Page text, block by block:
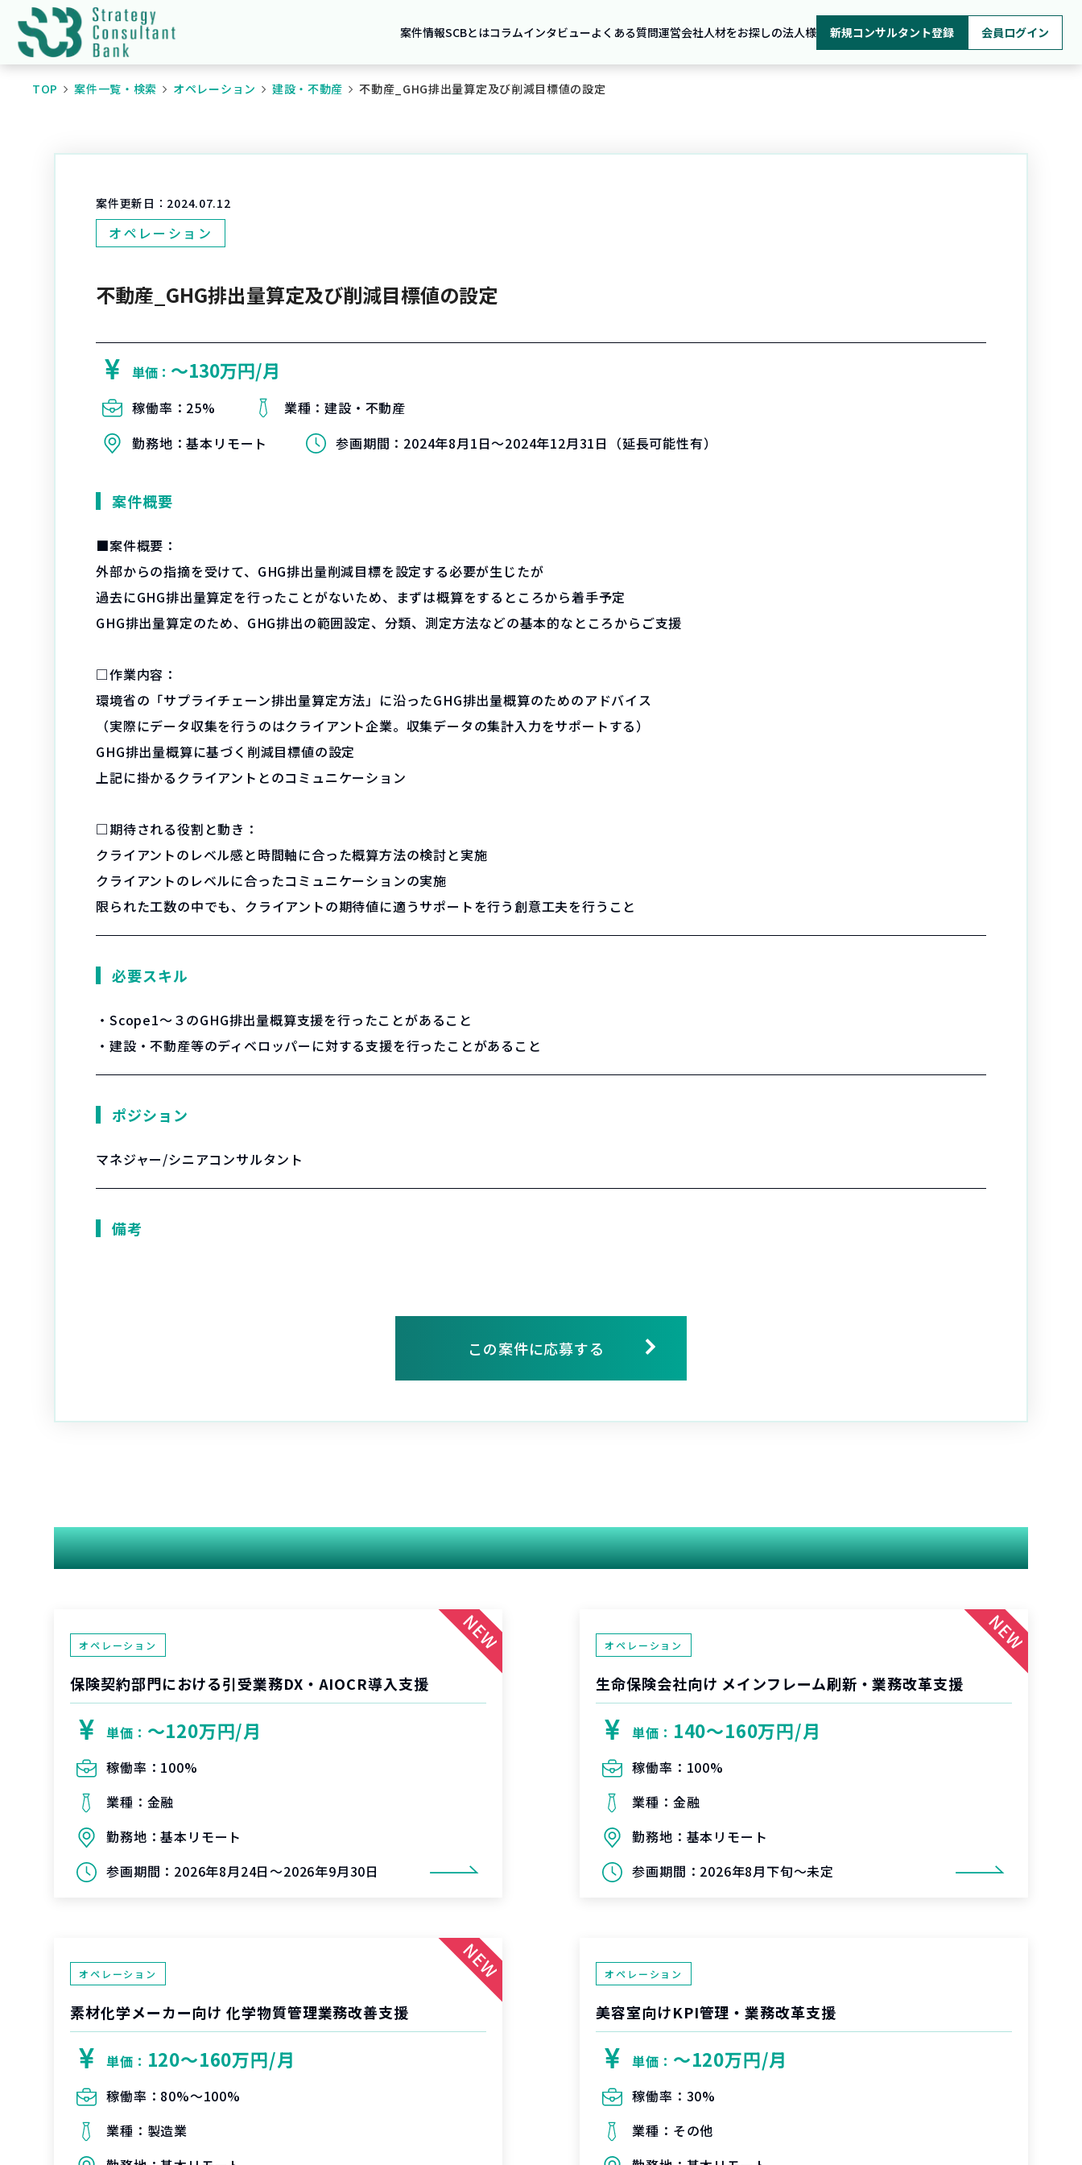
案件情報SCBとはコラムインタビューよくある質問運営会社人材をお探しの法人様 新規コンサルタント登録 会員ログイン
TOP 案件一覧・検索 オペレーション 建設・不動産 不動産_GHG排出量算定及び削減目標値の設定
案件更新日： 2024.07.12
オペレーション
不動産_GHG排出量算定及び削減目標値の設定
単価： 〜130万円/月
稼働率： 25% 業種：建設・不動産
勤務地：基本リモート 参画期間： 2024年8月1日～2024年12月31日（延長可能性有）
案件概要
■案件概要：
外部からの指摘を受けて、GHG排出量削減目標を設定する必要が生じたが
過去にGHG排出量算定を行ったことがないため、まずは概算をするところから着手予定
GHG排出量算定のため、GHG排出の範囲設定、分類、測定方法などの基本的なところからご支援
□作業内容：
環境省の「サプライチェーン排出量算定方法」に沿ったGHG排出量概算のためのアドバイス
（実際にデータ収集を行うのはクライアント企業。収集データの集計入力をサポートする）
GHG排出量概算に基づく削減目標値の設定
上記に掛かるクライアントとのコミュニケーション
□期待される役割と動き：
クライアントのレベル感と時間軸に合った概算方法の検討と実施
クライアントのレベルに合ったコミュニケーションの実施
限られた工数の中でも、クライアントの期待値に適うサポートを行う創意工夫を行うこと
必要スキル
・Scope1～３のGHG排出量概算支援を行ったことがあること
・建設・不動産等のディベロッパーに対する支援を行ったことがあること
ポジション
マネジャー/シニアコンサルタント
備考
この案件に応募する
関連する案件
オペレーション
保険契約部門における引受業務DX・AIOCR導入支援
単価： 〜120万円/月
稼働率： 100%
業種： 金融
勤務地：基本リモート
参画期間： 2026年8月24日～2026年9月30日
オペレーション
生命保険会社向け メインフレーム刷新・業務改革支援
単価： 140〜160万円/月
稼働率： 100%
業種： 金融
勤務地： 基本リモート
参画期間： 2026年8月下旬～未定
オペレーション
素材化学メーカー向け 化学物質管理業務改善支援
単価： 120〜160万円/月
稼働率： 80%〜100%
業種： 製造業
オペレーション
美容室向けKPI管理・業務改革支援
単価： 〜120万円/月
稼働率： 30%
業種： その他